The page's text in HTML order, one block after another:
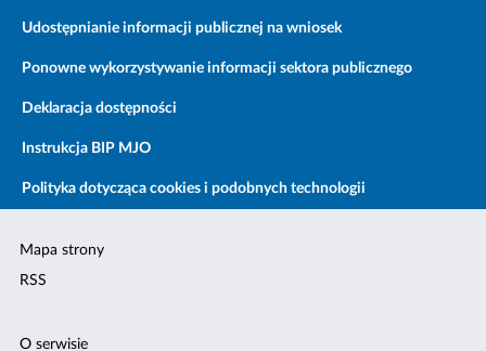
Udostępnianie informacji publicznej na wniosek
Ponowne wykorzystywanie informacji sektora publicznego
Deklaracja dostępności
Instrukcja BIP MJO
Polityka dotycząca cookies i podobnych technologii
Mapa strony
RSS
O serwisie